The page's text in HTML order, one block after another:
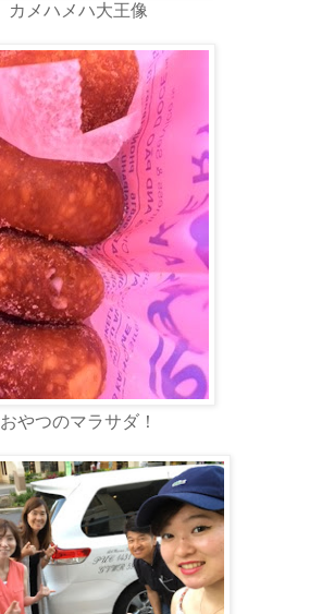
カメハメハ大王像
おやつのマラサダ！